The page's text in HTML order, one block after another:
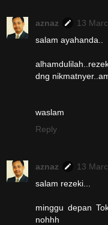
aznaz
13
salam ayahanda..
dng
waslam
Reply
aznaz
13
salam rezeki...
minggu depan
nohhh